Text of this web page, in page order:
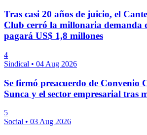
Tras casi 20 años de juicio, el
Club cerró la millonaria demanda
pagará US$ 1,8 millones
4
Sindical • 04 Aug 2026
Se firmó preacuerdo de Convenio
Sunca y el sector empresarial tras
5
Social • 03 Aug 2026